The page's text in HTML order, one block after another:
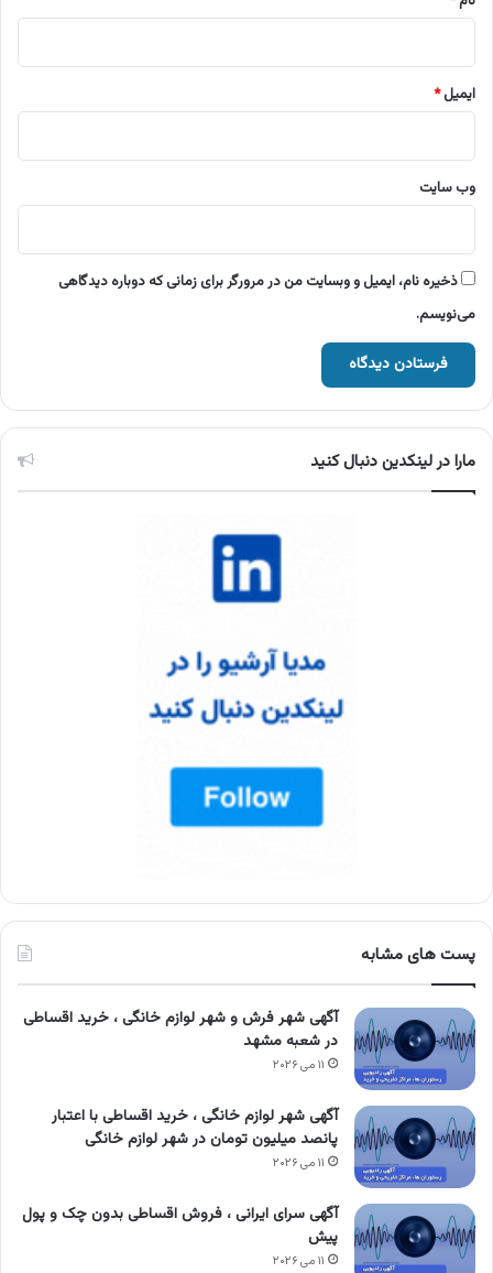
ایمیل*
وب‌ سایت
ذخیره نام، ایمیل و وبسایت من در مرورگر برای زمانی که دوباره دیدگاهی
می‌نویسم.
مارا در لینکدین دنبال کنید
پست های مشابه
آگهی شهر فرش و شهر لوازم خانگی ، خرید اقساطی
در شعبه مشهد
۱۱ می ۲۰۲۶
آگهی شهر لوازم خانگی ، خرید اقساطی با اعتبار
پانصد میلیون تومان در شهر لوازم خانگی
۱۱ می ۲۰۲۶
آگهی سرای ایرانی ، فروش اقساطی بدون چک و پول
پیش
۱۱ می ۲۰۲۶